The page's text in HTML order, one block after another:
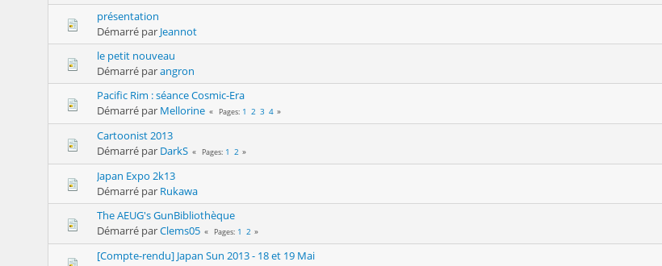
présentation
Démarré par Jeannot
le petit nouveau
Démarré parangron
Pacific Rim : séance Cosmic-Era
Démarré par Mellorine Pages 1 2 3 4
Cartoonist 2013
Démarré par DarkS Pages 1 2
Japan Expo 2k13
Démarré par Rukawa
The AEUG's GunBibliothèque
Démarré parClems05 Pages 1 2
[Compte-rendu] Japan Sun 2013 - 18 et 19 Mai